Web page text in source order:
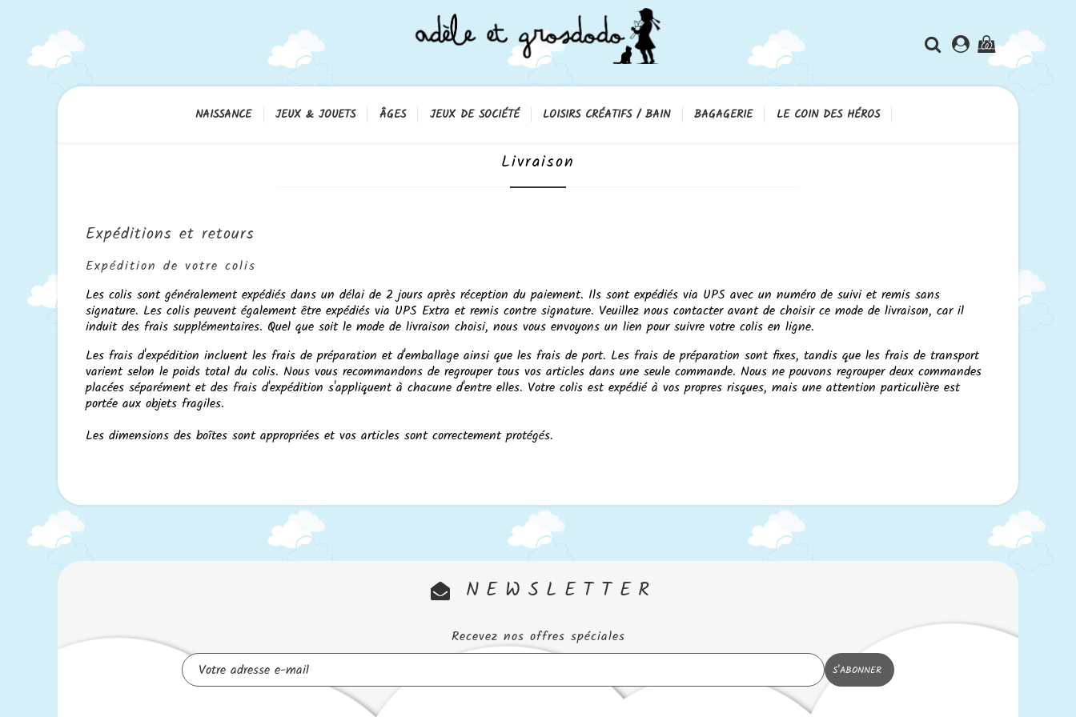
(0)
NAISSANCE JEUX & JOUETS ÂGES JEUX DE SOCIÉTÉ LOISIRS CRÉATIFS / BAIN BAGAGERIE LE COIN DES HÉROS
Livraison
Expéditions et retours
Expédition de votre colis
Les colis sont généralement expédiés dans un délai de 2 jours après réception du paiement. Ils sont expédiés via UPS avec un numéro de suivi et remis sans
signature. Les colis peuvent également être expédiés via UPS Extra et remis contre signature. Veuillez nous contacter avant de choisir ce mode de livraison, car il
induit des frais supplémentaires. Quel que soit le mode de livraison choisi, nous vous envoyons un lien pour suivre votre colis en ligne.
Les frais d'expédition incluent les frais de préparation et d'emballage ainsi que les frais de port. Les frais de préparation sont fixes, tandis que les frais de transport
varient selon le poids total du colis. Nous vous recommandons de regrouper tous vos articles dans une seule commande. Nous ne pouvons regrouper deux commandes
placées séparément et des frais d'expédition s'appliquent à chacune d'entre elles. Votre colis est expédié à vos propres risques, mais une attention particulière est
portée aux objets fragiles.
Les dimensions des boîtes sont appropriées et vos articles sont correctement protégés.
NEWSLETTER
Recevez nos offres spéciales